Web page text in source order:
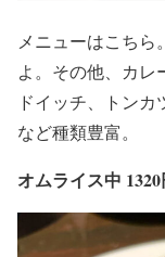
メニューはこちら
よ。その他、カレ
ドイッチ、トン
など種類豊富。
オムライス中 1320